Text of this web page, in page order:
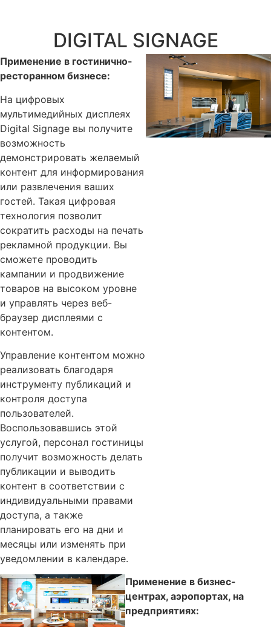
DIGITAL SIGNAGE
Применение в гостинично-
ресторанном бизнесе:
На цифровых
мультимедийных дисплеях
Digital Signage вы получите
возможность
демонстрировать желаемый
контент для информирования
или развлечения ваших
гостей. Такая цифровая
технология позволит
сократить расходы на печать
рекламной продукции. Вы
сможете проводить
кампании и продвижение
товаров на высоком уровне
и управлять через веб-
браузер дисплеями с
контентом.
Управление контентом можно
реализовать благодаря
инструменту публикаций и
контроля доступа
пользователей.
Воспользовавшись этой
услугой, персонал гостиницы
получит возможность делать
публикации и выводить
контент в соответствии с
индивидуальными правами
доступа, а также
планировать его на дни и
месяцы или изменять при
уведомлении в календаре.
Применение в бизнес-
центрах, аэропортах, на
предприятиях: